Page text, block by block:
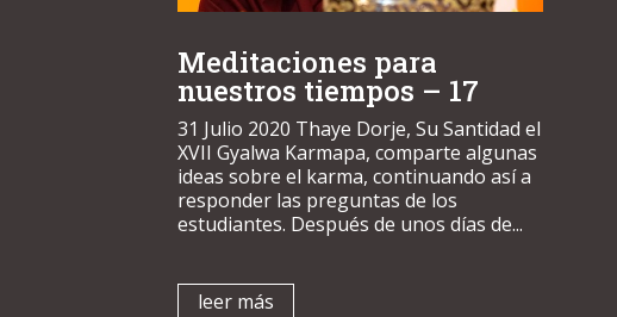
Meditaciones para
nuestros tiempos – 17
31 Julio 2020 Thaye Dorje, Su Santidad el
XVII Gyalwa Karmapa, comparte algunas
ideas sobre el karma, continuando así a
responder las preguntas de los
estudiantes. Después de unos días de...
leer más